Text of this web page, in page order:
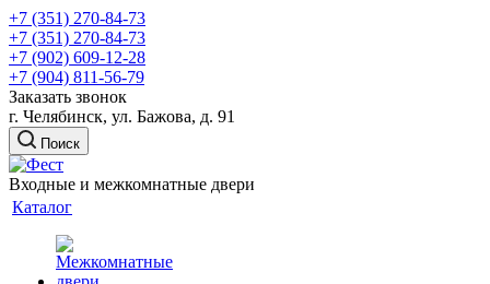
+7 (351) 270-84-73
+7 (351) 270-84-73
+7 (902) 609-12-28
+7 (904) 811-56-79
Заказать звонок
г. Челябинск, ул. Бажова, д. 91
Поиск
Входные и межкомнатные двери
Каталог